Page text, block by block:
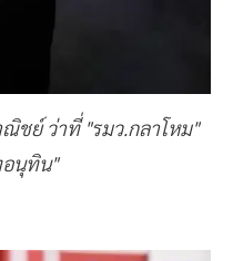
ชย์ ว่าที่ "รมว.กลาโหม"
นุทิน"